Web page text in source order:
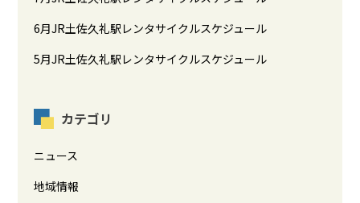
6月JR土佐久礼駅レンタサイクルスケジュール
5月JR土佐久礼駅レンタサイクルスケジュール
カテゴリ
ニュース
地域情報